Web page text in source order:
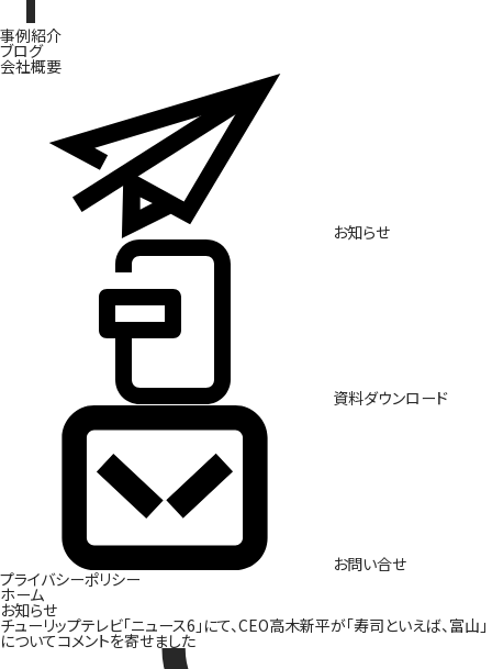
ブランド開発
事例紹介
ブログ
会社概要
お知らせ
資料ダウンロード
お問い合せ
プライバシーポリシー
ホーム
お知らせ
チューリップテレビ「ニュース6」にて、CEO高木新平が「寿司といえば、富山」
についてコメントを寄せました